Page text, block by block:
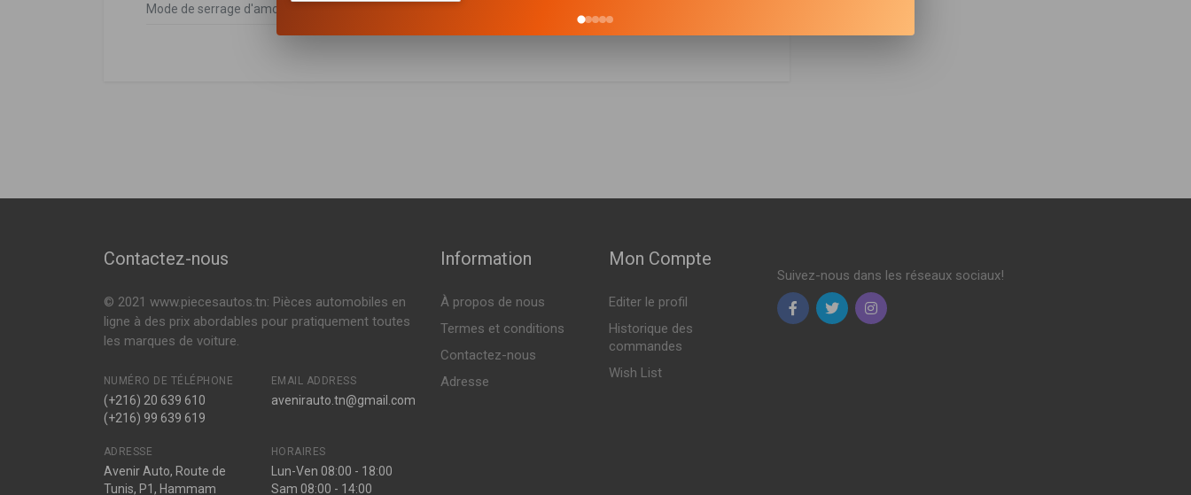
Mode de serrage d'amortisseur
Contactez-nous
© 2021 www.piecesautos.tn: Pièces automobiles en
ligne à des prix abordables pour pratiquement toutes
les marques de voiture.
NUMÉRO DE TÉLÉPHONE
(+216) 20 639 610
(+216) 99 639 619
EMAIL ADDRESS
avenirauto.tn@gmail.com
ADRESSE
Avenir Auto, Route de
Tunis, P1, Hammam
HORAIRES
Lun-Ven 08:00 - 18:00
Sam 08:00 - 14:00
Information
À propos de nous
Termes et conditions
Contactez-nous
Adresse
Mon Compte
Editer le profil
Historique des
commandes
Wish List
Suivez-nous dans les réseaux sociaux!